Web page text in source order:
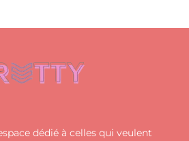
dédié à celles qui veulent